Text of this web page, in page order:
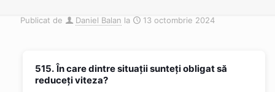
Publicat de Daniel Balan la 13 octombrie 2024
515. În care dintre situaţii sunteţi obligat să
reduceţi viteza?